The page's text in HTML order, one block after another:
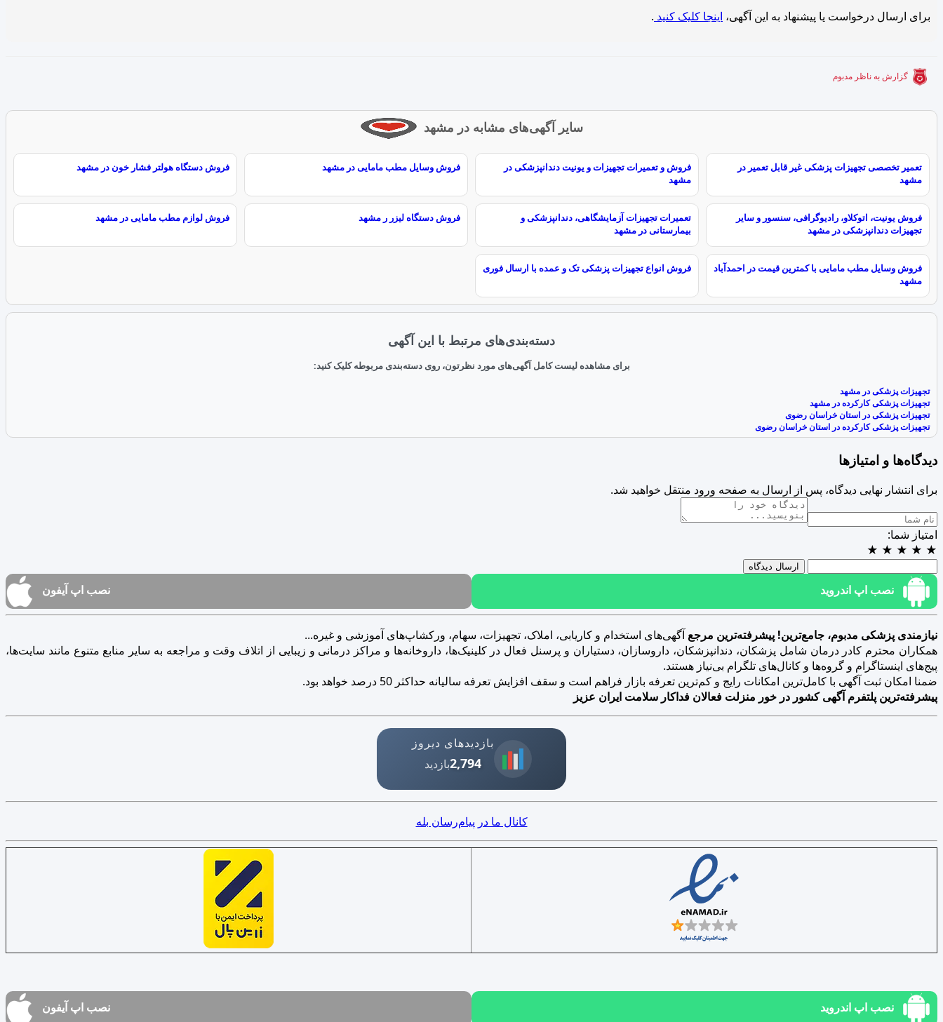
برای ارسال درخواست یا پیشنهاد به این آگهی، اینجا کلیک کنید .
گزارش به ناظر مدبوم
سایر آگهی‌های مشابه در مشهد
تعمیر تخصصی تجهیزات پزشکی غیر قابل تعمیر در
مشهد
فروش و تعمیرات تجهیزات و یونیت دندانپزشکی در
مشهد
فروش وسایل مطب مامایی در مشهد فروش دستگاه هولتر فشار خون در مشهد
فروش یونیت، اتوکلاو، رادیوگرافی، سنسور و سایر
تجهیزات دندانپزشکی در مشهد
تعمیرات تجهیزات آزمایشگاهی، دندانپزشکی و
بیمارستانی در مشهد
فروش دستگاه لیزر ر مشهد فروش لوازم مطب مامایی در مشهد
فروش وسایل مطب مامایی با کمترین قیمت در احمدآباد
مشهد
فروش انواع تجهیزات پزشکی تک و عمده با ارسال فوری
دسته‌بندی‌های مرتبط با این آگهی
برای مشاهده لیست کامل آگهی‌های مورد نظرتون، روی دسته‌بندی مربوطه کلیک کنید:
تجهیزات پزشکی در مشهد
تجهیزات پزشکی کارکرده در مشهد
تجهیزات پزشکی در استان خراسان رضوی
تجهیزات پزشکی کارکرده در استان خراسان رضوی
دیدگاه‌ها و امتیازها
برای انتشار نهایی دیدگاه، پس از ارسال به صفحه ورود منتقل خواهید شد.
امتیاز شما:
★
★
★
★
★
ارسال دیدگاه
نصب اپ اندروید نصب اپ آیفون
نیازمندی پزشکی مدبوم، جامع‌ترین! پیشرفته‌ترین مرجع آگهی‌های استخدام و کاریابی، املاک، تجهیزات، سهام، ورکشاپ‌های آموزشی و غیره...
همکاران محترم کادر درمان شامل پزشکان، دندانپزشکان، داروسازان، دستیاران و پرسنل فعال در کلینیک‌ها، داروخانه‌ها و مراکز درمانی و زیبایی از اتلاف وقت و مراجعه به سایر منابع متنوع مانند سایت‌ها،
پیج‌های اینستاگرام و گروه‌ها و کانال‌های تلگرام بی‌نیاز هستند.
ضمنا امکان ثبت آگهی با کامل‌ترین امکانات رایج و کم‌ترین تعرفه بازار فراهم است و سقف افزایش تعرفه سالیانه حداکثر 50 درصد خواهد بود.
پیشرفته‌ترین پلتفرم آگهی کشور در خور منزلت فعالان فداکار سلامت ایران عزیز
بازدیدهای دیروز
2,794بازدید
کانال ما در پیام‌رسان بله
نصب اپ اندروید نصب اپ آیفون